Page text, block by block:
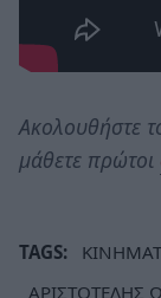
Ακολουθήστε
μάθετε πρώτοι
TAGS:
ΑΡΙΣΤΟΤΕΛΗΣ